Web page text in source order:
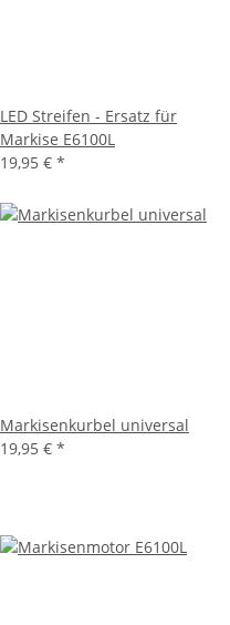
LED Streifen - Ersatz für
Markise E6100L
19,95 € *
Markisenkurbel universal
19,95 € *